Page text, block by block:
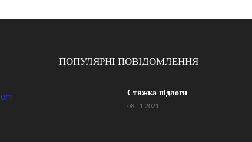
ПОПУЛЯРНІ ПОВІДОМЛЕННЯ
Стяжка підлоги
08.11.2021